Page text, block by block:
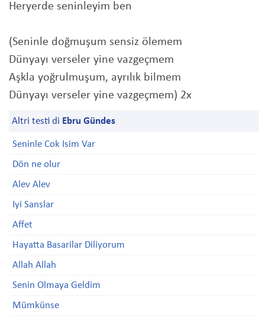
Heryerde seninleyim ben
(Seninle doğmuşum sensiz ölemem
Dünyayı verseler yine vazgeçmem
Aşkla yoğrulmuşum, ayrılık bilmem
Dünyayı verseler yine vazgeçmem) 2x
Altri testi di Ebru Gündes
Seninle Cok Isim Var
Dön ne olur
Alev Alev
Iyi Sanslar
Affet
Hayatta Basarilar Diliyorum
Allah Allah
Senin Olmaya Geldim
Mümkünse